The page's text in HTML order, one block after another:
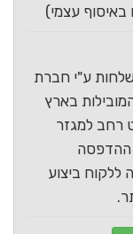
ע"י חברת
בארץ
רחב למגזר
ההדפסה
ביצוע